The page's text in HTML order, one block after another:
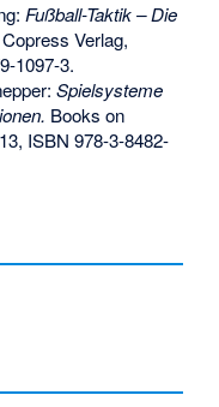
Fußball-Taktik – Die
Copress Verlag,
1097-3.
Spielsysteme
Books on
ISBN 978-3-8482-